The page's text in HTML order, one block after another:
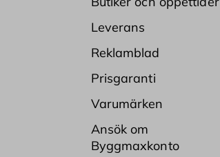
Leverans
Reklamblad
Prisgaranti
Varumärken
Ansök om
Byggmaxkonto